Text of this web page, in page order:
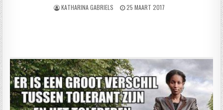
KATHARINA GABRIELS 25 MAART 2017